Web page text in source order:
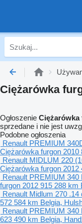
Ciężarówka
Ogłoszenie Ciężarówka
sprzedane i nie jest
Podobne ogłoszenia
Renault PREMIUM
Ciężarówka furgon 2010
Renault MIDLUM 220
Ciężarówka furgon 2012
Renault PREMIUM
furgon 2012 915 288 km
Renault Midlum 270 .14
572 584 km Belgia,
Renault PREMIUM 340
623 490 km Belgia,